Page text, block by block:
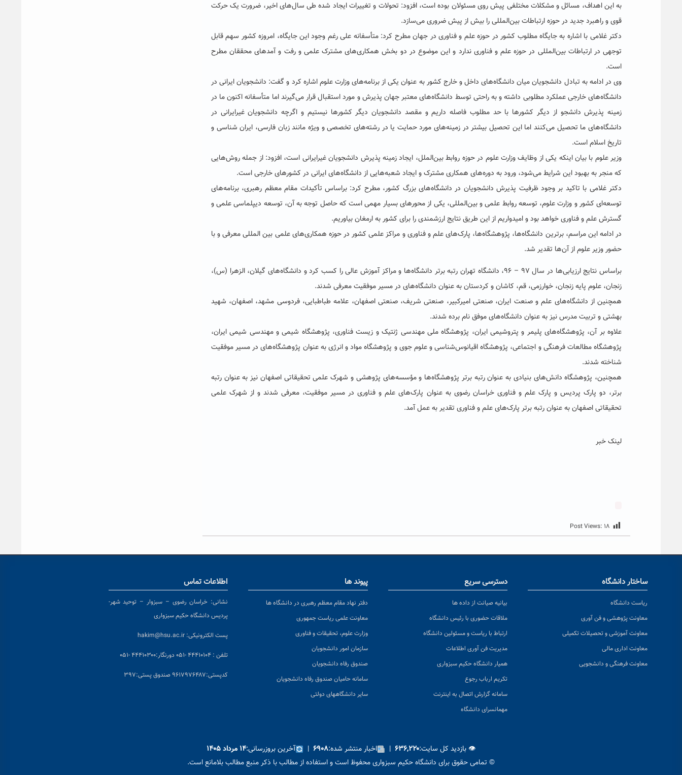
به این اهداف، مسائل و مشکلات مختلفی پیش روی مسئولان بوده است، افزود: تحولات و تغییرات ایجاد شده طی سال‌های اخیر، ضرورت یک حرکت
قوی و راهبرد جدید در حوزه ارتباطات بین‌المللی را بیش از پیش ضروری می‌سازد.
دکتر غلامی با اشاره به جایگاه مطلوب کشور در حوزه علم و فناوری در جهان مطرح کرد: متأسفانه علی رغم وجود این جایگاه، امروزه کشور سهم قابل
توجهی در ارتباطات بین‌المللی در حوزه علم و فناوری ندارد و این موضوع در دو بخش همکاری‌های مشترک علمی و رفت و آمدهای محققان مطرح
است.
وی در ادامه به تبادل دانشجویان میان دانشگاه‌های داخل و خارج کشور به عنوان یکی از برنامه‌های وزارت علوم اشاره کرد و گفت: دانشجویان ایرانی در
دانشگاه‌های خارجی عملکرد مطلوبی داشته و به راحتی توسط دانشگاه‌های معتبر جهان پذیرش و مورد استقبال قرار می‌گیرند اما متأسفانه اکنون ما در
زمینه پذیرش دانشجو از دیگر کشورها با حد مطلوب فاصله داریم و مقصد دانشجویان دیگر کشورها نیستیم و اگرچه دانشجویان غیرایرانی در
دانشگاه‌های ما تحصیل می‌کنند اما این تحصیل بیشتر در زمینه‌های مورد حمایت یا در رشته‌های تخصصی و ویژه مانند زبان فارسی، ایران شناسی و
تاریخ اسلام است.
وزیر علوم با بیان اینکه یکی از وظایف وزارت علوم در حوزه روابط بین‌الملل، ایجاد زمینه پذیرش دانشجویان غیرایرانی است، افزود: از جمله روش‌هایی
که منجر به بهبود این شرایط می‌شود، ورود به دوره‌های همکاری مشترک و ایجاد شعبه‌هایی از دانشگاه‌های ایرانی در کشورهای خارجی است.
دکتر غلامی با تاکید بر وجود ظرفیت پذیرش دانشجویان در دانشگاه‌های بزرگ کشور، مطرح کرد: براساس تأکیدات مقام معظم رهبری، برنامه‌های
توسعه‌ای کشور و وزارت علوم، توسعه روابط علمی و بین‌المللی، یکی از محورهای بسیار مهمی است که حاصل توجه به آن، توسعه دیپلماسی علمی و
گسترش علم و فناوری خواهد بود و امیدواریم از این طریق نتایج ارزشمندی را برای کشور به ارمغان بیاوریم.
در ادامه این مراسم، برترین دانشگاه‌ها، پژوهشگاه‌ها، پارک‌های علم و فناوری و مراکز علمی کشور در حوزه همکاری‌های علمی بین المللی معرفی و با
حضور وزیر علوم از آن‌ها تقدیر شد.
براساس نتایج ارزیابی‌ها در سال ۹۷ – ۹۶، دانشگاه تهران رتبه برتر دانشگاه‌ها و مراکز آموزش عالی را کسب کرد و دانشگاه‌های گیلان، الزهرا (س)،
زنجان، علوم پایه زنجان، خوارزمی، قم، کاشان و کردستان به عنوان دانشگاه‌های در مسیر موفقیت معرفی شدند.
همچنین از دانشگاه‌های علم و صنعت ایران، صنعتی امیرکبیر، صنعتی شریف، صنعتی اصفهان، علامه طباطبایی، فردوسی مشهد، اصفهان، شهید
بهشتی و تربیت مدرس نیز به عنوان دانشگاه‌های موفق نام برده شدند.
علاوه بر آن، پژوهشگاه‌های پلیمر و پتروشیمی ایران، پژوهشگاه ملی مهندسی ژنتیک و زیست فناوری، پژوهشگاه شیمی و مهندسی شیمی ایران،
پژوهشگاه مطالعات فرهنگی و اجتماعی، پژوهشگاه اقیانوس‌شناسی و علوم جوی و پژوهشگاه مواد و انرژی به عنوان پژوهشگاه‌های در مسیر موفقیت
شناخته شدند.
همچنین، پژوهشگاه دانش‌های بنیادی به عنوان رتبه برتر پژوهشگاه‌ها و مؤسسه‌های پژوهشی و شهرک علمی تحقیقاتی اصفهان نیز به عنوان رتبه
برتر، دو پارک پردیس و پارک علم و فناوری خراسان رضوی به عنوان پارک‌های علم و فناوری در مسیر موفقیت، معرفی شدند و از شهرک علمی
تحقیقاتی اصفهان به عنوان رتبه برتر پارک‌های علم و فناوری تقدیر به عمل آمد.
لینک خبر
Post Views: ۱۸
ساختار دانشگاه
ریاست دانشگاه
معاونت پژوهشی و فن آوری
معاونت آموزشی و تحصیلات تکمیلی
معاونت اداری مالی
معاونت فرهنگی و دانشجویی
دسترسی سریع
بیانیه صیانت از داده ها
ملاقات حضوری با رئیس دانشگاه
ارتباط با ریاست و مسئولین دانشگاه
مدیریت فن آوری اطلاعات
همیار دانشگاه حکیم سبزواری
تکریم ارباب رجوع
سامانه گزارش اتصال به اینترنت
مهمانسرای دانشگاه
پیوند ها
دفتر نهاد مقام معظم رهبری در دانشگاه ها
معاونت علمی ریاست جمهوری
وزارت علوم، تحقیقات و فناوری
سازمان امور دانشجویان
صندوق رفاه دانشجویان
سامانه حامیان صندوق رفاه دانشجویان
سایر دانشگاههای دولتی
اطلاعات تماس
نشانی: خراسان رضوی – سبزوار – توحید شهر-
پردیس دانشگاه حکیم سبزواری
پست الکترونیکی: hakim@hsu.ac.ir
تلفن : ۴۴۴۱۰۱۰۴ -۰۵۱ دورنگار:۴۴۴۱۰۳۰۰ -۰۵۱
کدپستی:۹۶۱۷۹۷۶۴۸۷ صندوق پستی:۳۹۷
👁 بازدید کل سایت:۶۳۶,۲۲۰ | اخبار منتشر شده:۶۹۰۸ | آخرین بروزرسانی:۱۴ مرداد ۱۴۰۵
© تمامی حقوق برای دانشگاه حکیم سبزواری محفوظ است و استفاده از مطالب با ذکر منبع مطالب بلامانع است.